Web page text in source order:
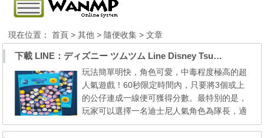
現在位置：首頁 >其他 > 隨便收集 > 文章
下載 LINE：ディズニー ツムツム Line Disney Tsum Tsum APK
玩法簡單明快，角色可愛，中毒程度極高的超
人氣遊戲！60秒限定時間內，只要將3個或上
的公仔連成一線便可獲得分數。最特別的是，
玩家可以選擇一名迪士尼人氣角色為隊長，適
時發動多彩技能，獲得更多分數！！ -----------